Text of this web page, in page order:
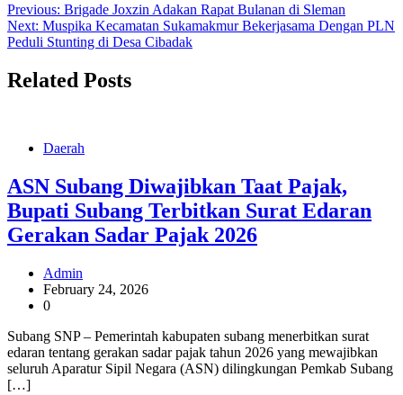
Previous: Brigade Joxzin Adakan Rapat Bulanan di Sleman
Next: Muspika Kecamatan Sukamakmur Bekerjasama Dengan PLN
Peduli Stunting di Desa Cibadak
Related Posts
Daerah
ASN Subang Diwajibkan Taat Pajak,
Bupati Subang Terbitkan Surat Edaran
Gerakan Sadar Pajak 2026
Admin
February 24, 2026
0
Subang SNP – Pemerintah kabupaten subang menerbitkan surat
edaran tentang gerakan sadar pajak tahun 2026 yang mewajibkan
seluruh Aparatur Sipil Negara (ASN) dilingkungan Pemkab Subang
[…]